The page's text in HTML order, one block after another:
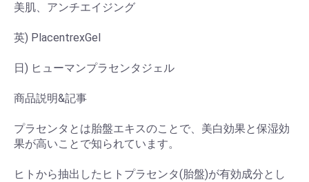
美肌、アンチエイジング
英) PlacentrexGel
日) ヒューマンプラセンタジェル
商品説明&記事
プラセンタとは胎盤エキスのことで、美白効果と保湿効
果が高いことで知られています。
ヒトから抽出したヒトプラセンタ(胎盤)が有効成分とし